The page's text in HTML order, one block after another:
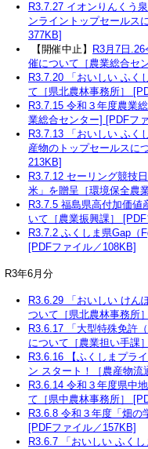
R3.7.27 イオンりんくう
ンライントップセールス
377KB]
【開催中止】
R3月7日
催について［農業総合セ
R3.7.20 「おいしい ふく
て［県北農林事務所］
R3.7.15 令和３年度農業
業総合センター] [PDFフ
R3.7.13 「おいしい ふく
産物のトップセールスに
213KB]
R3.7.12 セーリング競技
米」を贈呈［環境保全農
R3.7.5 福島県高付加価値
いて［農業振興課］
R3.7.2 ふくしま県Gap（
[PDFファイル／108KB]
R3年6月分
R3.6.29 「おいしい けん
ついて［県北農林事務所
R3.6.17 「大型特殊免許
について［農業担い手課
R3.6.16 【ふくしまプラ
ン スタート！［農産物流
R3.6.14 令和３年度県中
て［県中農林事務所］
R3.6.8 令和３年度「畑の
[PDFファイル／157KB]
R3.6.7 「おいしい ふく